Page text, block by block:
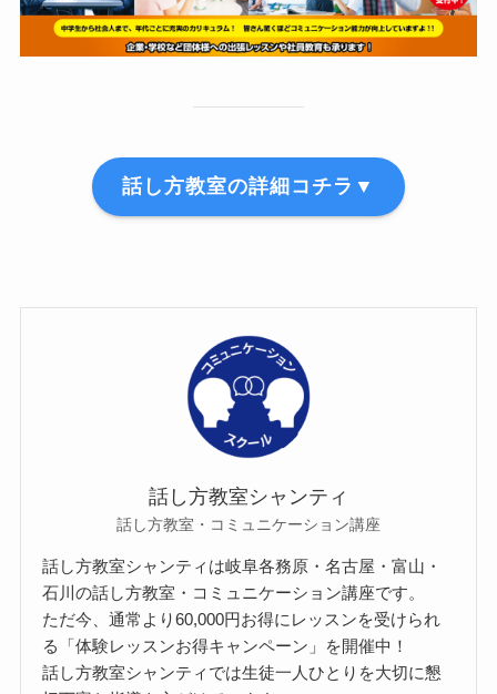
話し方教室の詳細コチラ▼
話し方教室シャンティ
話し方教室・コミュニケーション講座
話し方教室シャンティは岐阜各務原・名古屋・富山・
石川の話し方教室・コミュニケーション講座です。
ただ今、通常より60,000円お得にレッスンを受けられ
る「体験レッスンお得キャンペーン」を開催中！
話し方教室シャンティでは生徒一人ひとりを大切に懇